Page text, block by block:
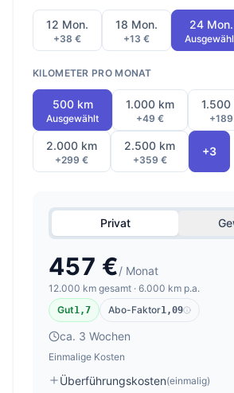
12 Mon.
+38 €
18 Mon.
+13 €
24 Mon.
KILOMETER PRO MONAT
500 km
Ausgewählt
1.000 km
+49 €
1.500
2.000 km
+299 €
2.500 km
+359 €
+3
Privat
457 €/ Monat
12.000 km gesamt · 6.000 km p.a.
Gut1,7 Abo-Faktor1,09
ca. 3 Wochen
Einmalige Kosten
Überführungskosten(einmalig)